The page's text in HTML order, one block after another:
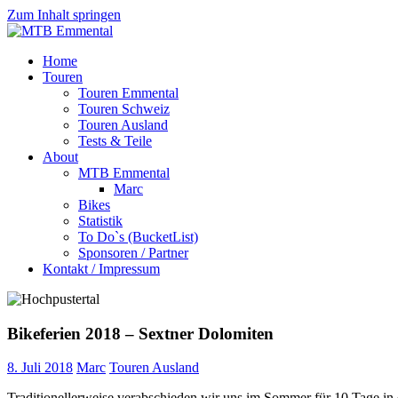
Zum Inhalt springen
MTB
Emmental
Home
Touren
Touren Emmental
Touren Schweiz
Touren Ausland
Tests & Teile
About
MTB Emmental
Marc
Bikes
Statistik
To Do`s (BucketList)
Sponsoren / Partner
Kontakt / Impressum
Bikeferien 2018 – Sextner Dolomiten
8. Juli 2018 Marc Touren Ausland